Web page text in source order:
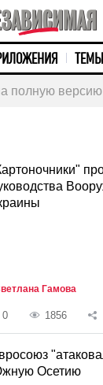
ТЕМЫ
полную версию
Гамова
0 1856
Осетию